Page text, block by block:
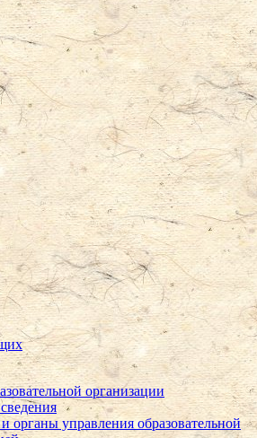
организации
органы управления образовательной